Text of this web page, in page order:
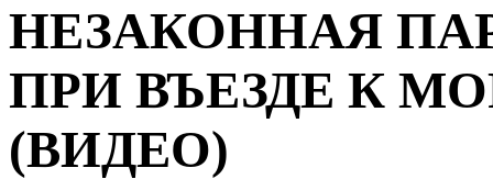
НЕЗАКОННАЯ
ПРИ ВЪЕЗДЕ К
(ВИДЕО)